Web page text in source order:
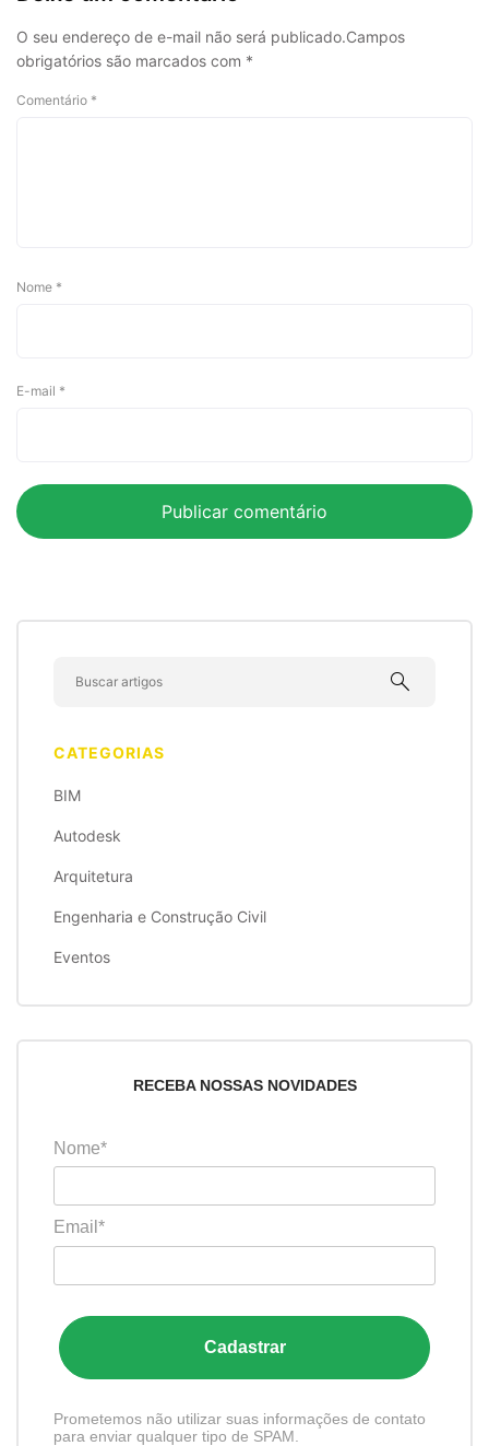
O seu endereço de e-mail não será publicado.Campos
obrigatórios são marcados com *
Comentário *
Nome *
E-mail *
search
CATEGORIAS
BIM
Autodesk
Arquitetura
Engenharia e Construção Civil
Eventos
RECEBA NOSSAS NOVIDADES
Nome*
Email*
Cadastrar
Prometemos não utilizar suas informações de contato
para enviar qualquer tipo de SPAM.